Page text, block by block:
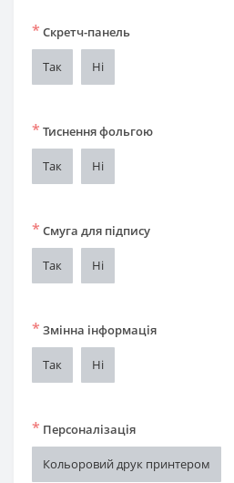
* Скретч-панель
Так Ні
* Тиснення фольгою
Так Ні
* Смуга для підпису
Так Ні
* Змінна інформація
Так Ні
* Персоналізація
Кольоровий друк принтером